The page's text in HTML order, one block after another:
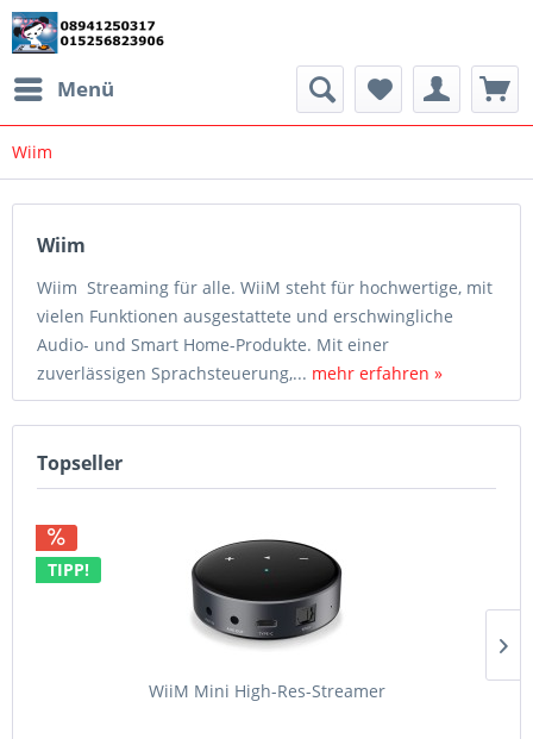
Menü
Wiim
Wiim
Wiim Streaming für alle. WiiM steht für hochwertige, mit
vielen Funktionen ausgestattete und erschwingliche
Audio- und Smart Home-Produkte. Mit einer
zuverlässigen Sprachsteuerung,... mehr erfahren »
Topseller
TIPP!
WiiM Mini High-Res-Streamer